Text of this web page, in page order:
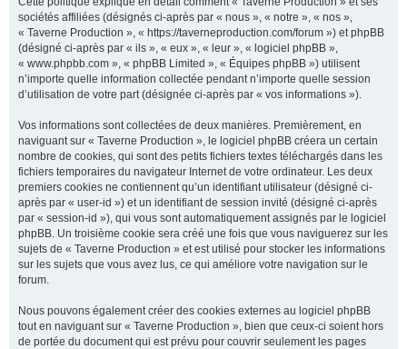
sociétés affiliées (désignés ci-après par « nous », « notre », « nos »,
« Taverne Production », « https://taverneproduction.com/forum ») et phpBB
(désigné ci-après par « ils », « eux », « leur », « logiciel phpBB »,
« www.phpbb.com », « phpBB Limited », « Équipes phpBB ») utilisent
n’importe quelle information collectée pendant n’importe quelle session
d’utilisation de votre part (désignée ci-après par « vos informations »).
Vos informations sont collectées de deux manières. Premièrement, en
naviguant sur « Taverne Production », le logiciel phpBB créera un certain
nombre de cookies, qui sont des petits fichiers textes téléchargés dans les
fichiers temporaires du navigateur Internet de votre ordinateur. Les deux
premiers cookies ne contiennent qu’un identifiant utilisateur (désigné ci-
après par « user-id ») et un identifiant de session invité (désigné ci-après
par « session-id »), qui vous sont automatiquement assignés par le logiciel
phpBB. Un troisième cookie sera créé une fois que vous naviguerez sur les
sujets de « Taverne Production » et est utilisé pour stocker les informations
sur les sujets que vous avez lus, ce qui améliore votre navigation sur le
forum.
Nous pouvons également créer des cookies externes au logiciel phpBB
tout en naviguant sur « Taverne Production », bien que ceux-ci soient hors
de portée du document qui est prévu pour couvrir seulement les pages